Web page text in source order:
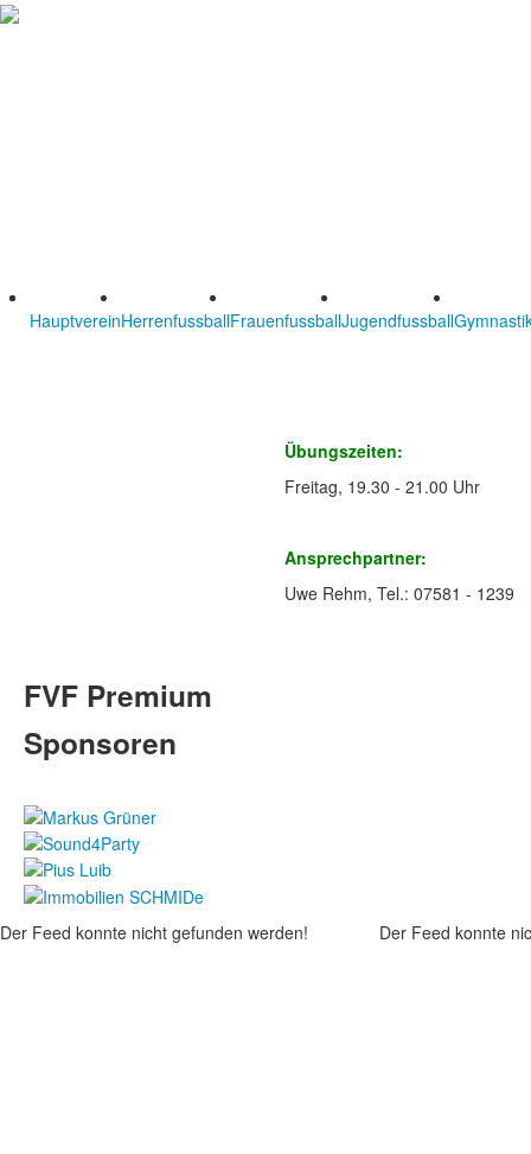
HauptvereinHerrenfussballFrauenfussballJugendfussball
Übungszeiten:
Freitag, 19.30 - 21.00 Uhr
Ansprechpartner:
Uwe Rehm, Tel.: 07581 - 1239
FVF Premium
Sponsoren
Der Feed konnte nicht gefunden werden! Der Feed konnte